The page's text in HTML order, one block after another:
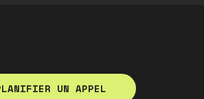
UN APPEL